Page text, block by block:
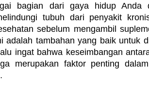
bagian dari gaya hidup Anda
tubuh dari penyakit
sebelum mengambil
adalah tambahan yang baik untuk
ingat bahwa keseimbangan
merupakan faktor penting